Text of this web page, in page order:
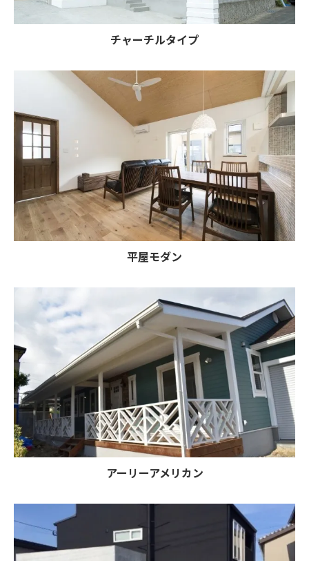
チャーチルタイプ
平屋モダン
アーリーアメリカン